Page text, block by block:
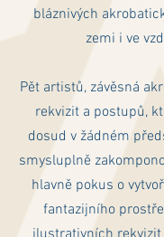
bláznivých
zemi i ve
Pět artistů, závěsná
rekvizit a postupů,
dosud v žádném
smysluplně
hlavně pokus o
fantazijního